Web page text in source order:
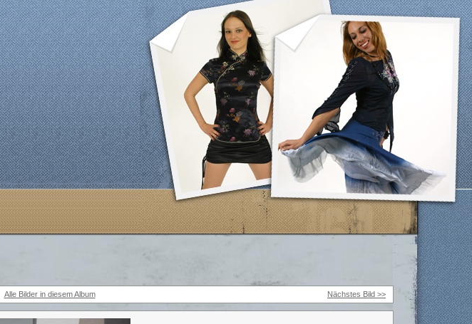
Alle Bilder in diesem Album Nächstes Bild >>